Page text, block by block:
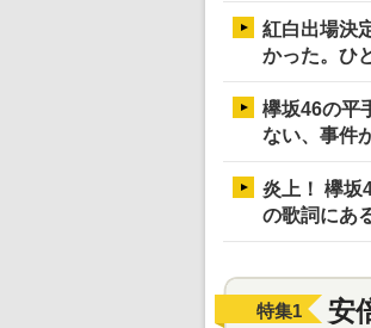
紅白出場決
かった。ひ
欅坂46の平
ない、事件
炎上！ 欅坂
の歌詞にあ
特集1 安